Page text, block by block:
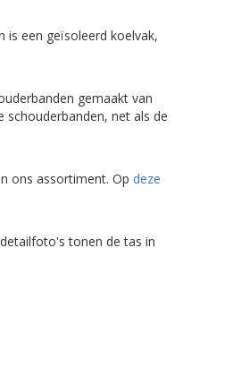
is een geïsoleerd koelvak,
gemaakt van
net als de
ons assortiment. Op deze
tonen de tas in